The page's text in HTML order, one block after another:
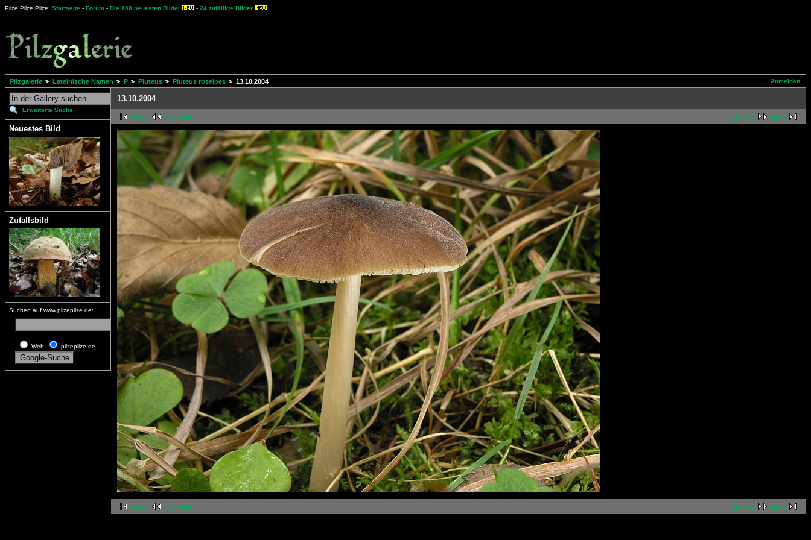
Pilze Pilze Pilze: Startseite - Forum - Die 100 neuesten Bilder - 24 zufällige Bilder
Anmelden
Pilzgalerie Lateinische Namen P Pluteus Pluteus roseipes 13.10.2004
Erweiterte Suche
Neuestes Bild
Zufallsbild
Suchen auf www.pilzepilze.de:
Web pilzepilze.de
13.10.2004
nächste letzte
erste vorherige
nächste letzte
erste vorherige